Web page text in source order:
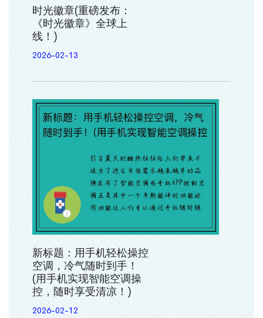
时光徽章(重磅发布：
《时光徽章》全球上
线！)
2026-02-13
新标题：用手机轻松操控
空调，冷气随时到手！
(用手机实现智能空调操
控，随时享受清凉！)
2026-02-12